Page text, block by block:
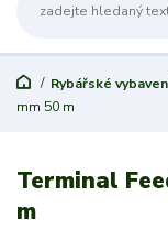
Rybářské
mm 50 m
Terminal
m